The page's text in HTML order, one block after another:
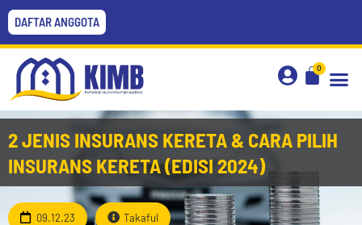
DAFTAR ANGGOTA
0
2 JENIS INSURANS KERETA & CARA PILIH
INSURANS KERETA (EDISI 2024)
09.12.23 Takaful